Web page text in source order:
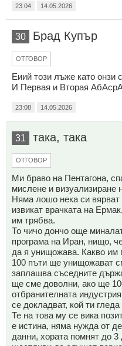
23:04 14.05.2026
30 Брад Купър
ОТГОВОР
Еиий този лъже като онзи
И Первая и Вторая
23:08 14.05.2026
31 така, така
ОТГОВОР
Ми браво на Пентагона,
мислене и визуализиране
Няма лошо нека си
извикат врачката на
им трябва.
То чичо дончо още
програма на Иран, нищо,
да я унищожава. Какво им
100 пъти ще унищожават
заплашва съседните
ще сме доволни, ако ще
отбранителната
се докладват, кой ти
Те на това му се вика
е истина, няма нужда от
данни, хората помнят до